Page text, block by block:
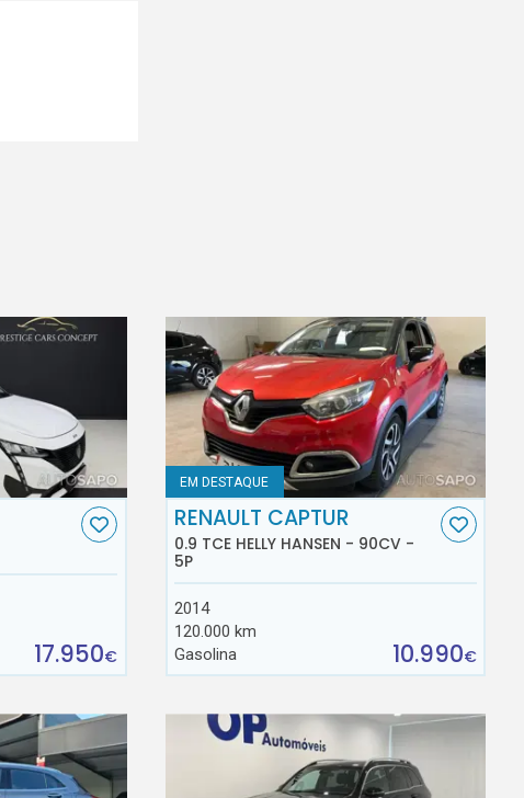
17.950€
EM DESTAQUE
RENAULT CAPTUR
0.9 TCE HELLY HANSEN - 90CV -
5P
2014
120.000 km
Gasolina
10.990€